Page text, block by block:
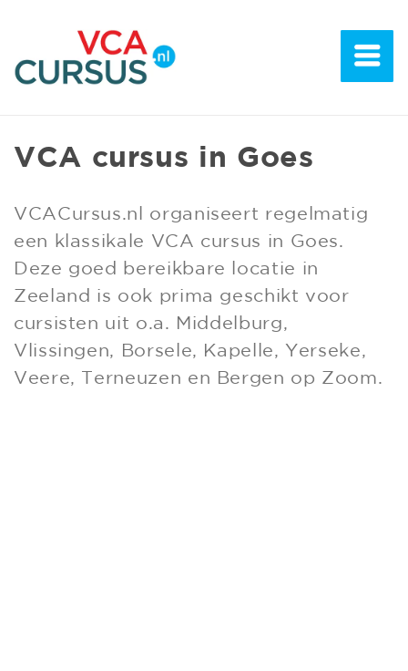
VCA cursus in Goes
VCACursus.nl organiseert regelmatig
een klassikale VCA cursus in Goes.
Deze goed bereikbare locatie in
Zeeland is ook prima geschikt voor
cursisten uit o.a. Middelburg,
Vlissingen, Borsele, Kapelle, Yerseke,
Veere, Terneuzen en Bergen op Zoom.